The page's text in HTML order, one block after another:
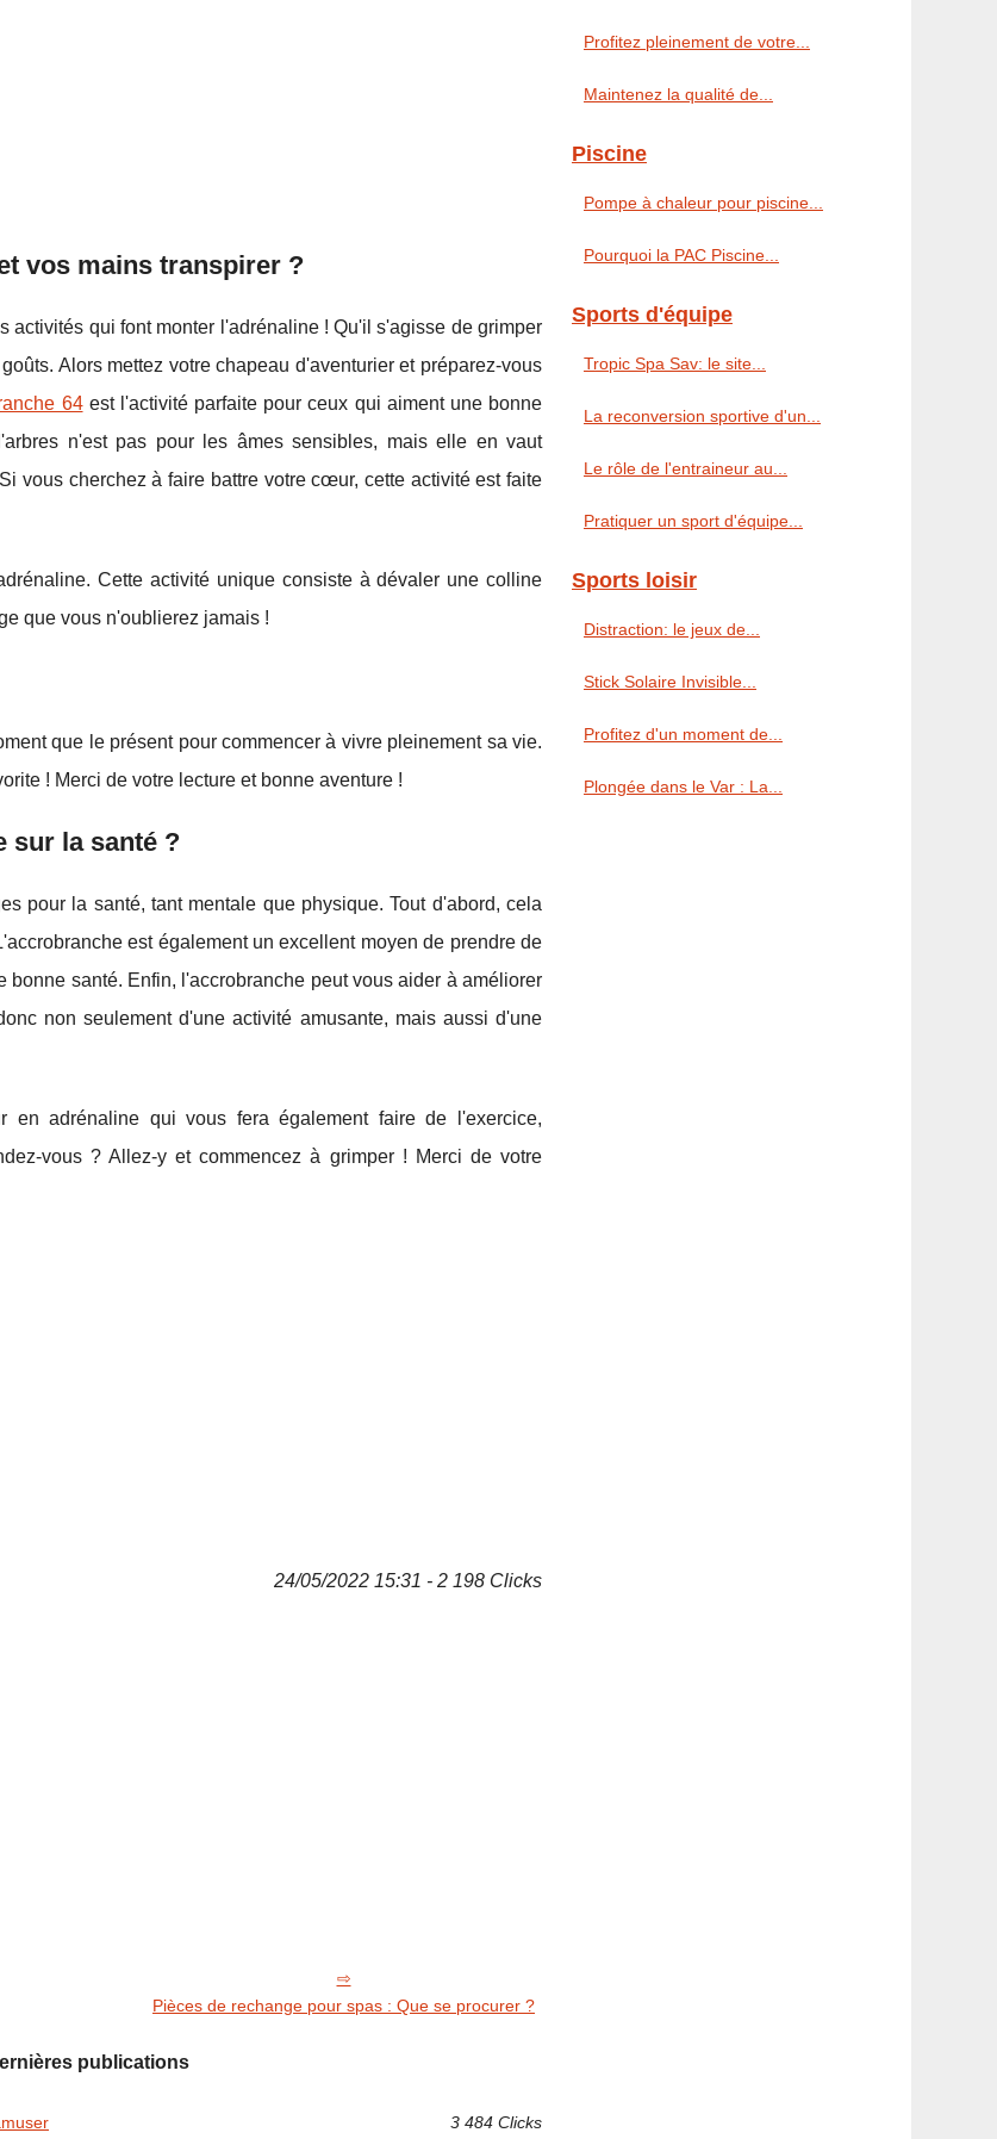
vos mains transpirer ?
qui font monter l'adrénaline ! Qu'il s'agisse de grimper
Alors mettez votre chapeau d'aventurier et préparez-vous
64est l'activité parfaite pour ceux qui aiment une bonne
n'est pas pour les âmes sensibles, mais elle en vaut
vous cherchez à faire battre votre cœur, cette activité est faite
Cette activité unique consiste à dévaler une colline
que vous n'oublierez jamais !
que le présent pour commencer à vivre pleinement sa vie.
! Merci de votre lecture et bonne aventure !
sur la santé ?
pour la santé, tant mentale que physique. Tout d'abord, cela
est également un excellent moyen de prendre de
santé. Enfin, l'accrobranche peut vous aider à améliorer
non seulement d'une activité amusante, mais aussi d'une
adrénaline qui vous fera également faire de l'exercice,
vous ? Allez-y et commencez à grimper ! Merci de votre
24/05/2022 15:31 - 2 198 Clicks
Pièces de rechange pour spas : Que se procurer ?
publications
3 484 Clicks
Profitez pleinement de votre...
Maintenez la qualité de...
Piscine
Pompe à chaleur pour piscine...
Pourquoi la PAC Piscine...
Sports d'équipe
Tropic Spa Sav: le site...
La reconversion sportive d'un...
Le rôle de l'entraineur au...
Pratiquer un sport d'équipe...
Sports loisir
Distraction: le jeux de...
Stick Solaire Invisible...
Profitez d'un moment de...
Plongée dans le Var : La...